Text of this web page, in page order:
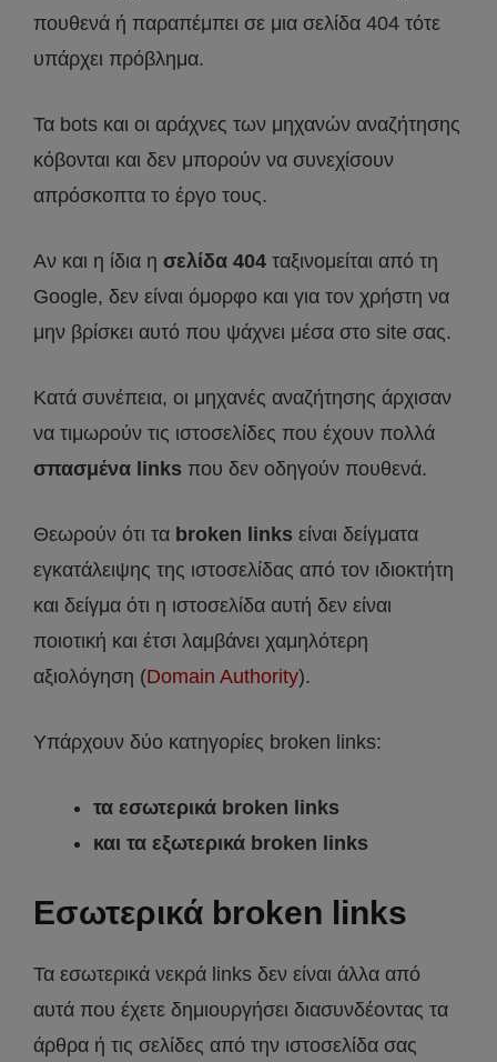
πουθενά ή παραπέμπει σε μια σελίδα 404 τότε
υπάρχει πρόβλημα.
Τα bots και οι αράχνες των μηχανών αναζήτησης
κόβονται και δεν μπορούν να συνεχίσουν
απρόσκοπτα το έργο τους.
Αν και η ίδια η σελίδα 404 ταξινομείται από τη
Google, δεν είναι όμορφο και για τον χρήστη να
μην βρίσκει αυτό που ψάχνει μέσα στο site σας.
Κατά συνέπεια, οι μηχανές αναζήτησης άρχισαν
να τιμωρούν τις ιστοσελίδες που έχουν πολλά
σπασμένα links που δεν οδηγούν πουθενά.
Θεωρούν ότι τα broken links είναι δείγματα
εγκατάλειψης της ιστοσελίδας από τον ιδιοκτήτη
και δείγμα ότι η ιστοσελίδα αυτή δεν είναι
ποιοτική και έτσι λαμβάνει χαμηλότερη
αξιολόγηση (Domain Authority).
Υπάρχουν δύο κατηγορίες broken links:
τα εσωτερικά broken links
και τα εξωτερικά broken links
Εσωτερικά broken links
Τα εσωτερικά νεκρά links δεν είναι άλλα από
αυτά που έχετε δημιουργήσει διασυνδέοντας τα
άρθρα ή τις σελίδες από την ιστοσελίδα σας